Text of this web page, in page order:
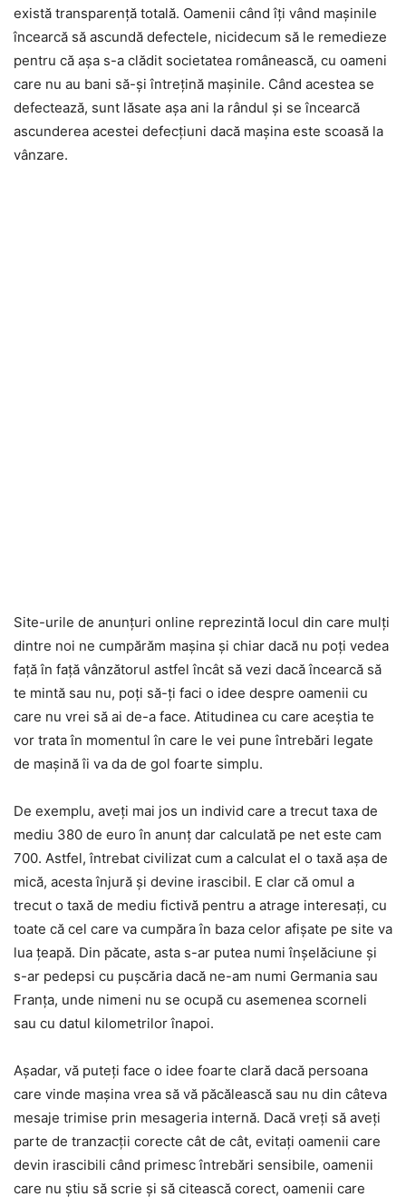
există transparență totală. Oamenii când îți vând mașinile
încearcă să ascundă defectele, nicidecum să le remedieze
pentru că așa s-a clădit societatea românească, cu oameni
care nu au bani să-și întrețină mașinile. Când acestea se
defectează, sunt lăsate așa ani la rândul și se încearcă
ascunderea acestei defecțiuni dacă mașina este scoasă la
vânzare.
Site-urile de anunțuri online reprezintă locul din care mulți
dintre noi ne cumpărăm mașina și chiar dacă nu poți vedea
față în față vânzătorul astfel încât să vezi dacă încearcă să
te mintă sau nu, poți să-ți faci o idee despre oamenii cu
care nu vrei să ai de-a face. Atitudinea cu care aceștia te
vor trata în momentul în care le vei pune întrebări legate
de mașină îi va da de gol foarte simplu.
De exemplu, aveți mai jos un individ care a trecut taxa de
mediu 380 de euro în anunț dar calculată pe net este cam
700. Astfel, întrebat civilizat cum a calculat el o taxă așa de
mică, acesta înjură și devine irascibil. E clar că omul a
trecut o taxă de mediu fictivă pentru a atrage interesați, cu
toate că cel care va cumpăra în baza celor afișate pe site va
lua țeapă. Din păcate, asta s-ar putea numi înșelăciune și
s-ar pedepsi cu pușcăria dacă ne-am numi Germania sau
Franța, unde nimeni nu se ocupă cu asemenea scorneli
sau cu datul kilometrilor înapoi.
Așadar, vă puteți face o idee foarte clară dacă persoana
care vinde mașina vrea să vă păcălească sau nu din câteva
mesaje trimise prin mesageria internă. Dacă vreți să aveți
parte de tranzacții corecte cât de cât, evitați oamenii care
devin irascibili când primesc întrebări sensibile, oamenii
care nu știu să scrie și să citească corect, oamenii care